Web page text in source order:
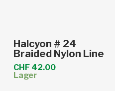
In den Warenkorb
Halcyon # 24
Braided Nylon Line
CHF42.00
Lager